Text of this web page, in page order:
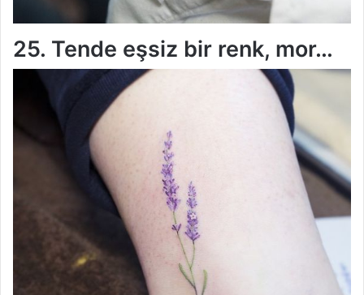
25. Tende eşsiz bir renk, mor…